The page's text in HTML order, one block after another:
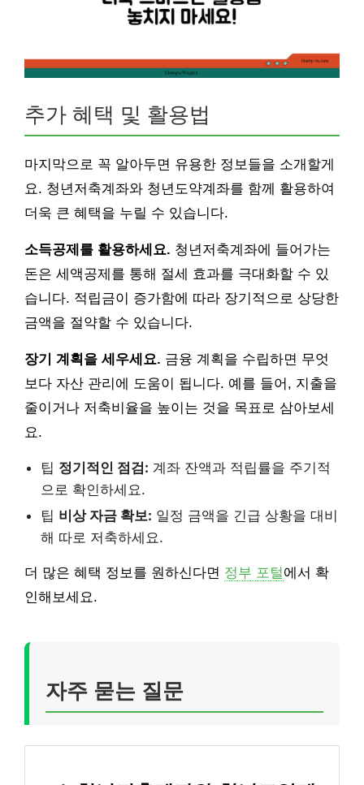
추가 혜택 및 활용법
마지막으로 꼭 알아두면 유용한 정보들을 소개할게
요. 청년저축계좌와 청년도약계좌를 함께 활용하여
더욱 큰 혜택을 누릴 수 있습니다.
소득공제를 활용하세요. 청년저축계좌에 들어가는
돈은 세액공제를 통해 절세 효과를 극대화할 수 있
습니다. 적립금이 증가함에 따라 장기적으로 상당한
금액을 절약할 수 있습니다.
장기 계획을 세우세요. 금융 계획을 수립하면 무엇
보다 자산 관리에 도움이 됩니다. 예를 들어, 지출을
줄이거나 저축비율을 높이는 것을 목표로 삼아보세
요.
팁 정기적인 점검: 계좌 잔액과 적립률을 주기적
으로 확인하세요.
팁 비상 자금 확보: 일정 금액을 긴급 상황을 대비
해 따로 저축하세요.
더 많은 혜택 정보를 원하신다면 정부 포털에서 확
인해보세요.
자주 묻는 질문